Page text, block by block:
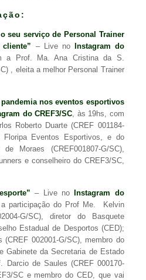
seu serviço de Personal Trainer
– Live no
Instagram do
a Prof. Ma. Ana Cristina da S.
, eleita a melhor Personal Trainer
nos eventos esportivos
do CREF3/SC , às 19hs, com
Roberto Duarte (CREF 001184-
Eventos Esportivos, e do
Moraes (CREF001807-G/SC),
e conselheiro do CREF3/SC,
– Live no
Instagram do
a participação do Prof Me. Kelvin
G/SC), diretor do Basquete
Estadual de Desportos (CED);
002001-G/SC), membro do
Gabinete da Secretaria de Estado
Darcio de Saules (CREF 000170-
SC e membro do CED, que vai